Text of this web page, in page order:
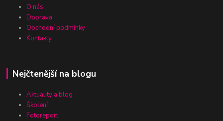
O nás
Doprava
Obchodní podmínky
Kontakty
Nejčtenější na blogu
Aktuality a blog
Školení
Fotoreport